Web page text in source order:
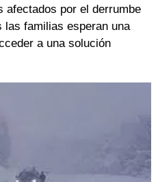
afectados por el derrumbe
familias esperan una
a una solución